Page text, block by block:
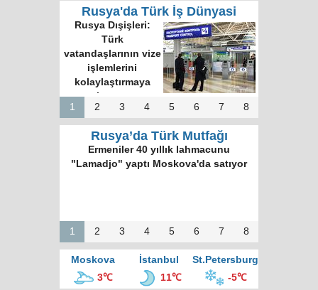
Rusya'da Türk İş Dünyasi
Rusya Dışişleri:
Türk
vatandaşlarının vize
işlemlerini
kolaylaştırmaya
hazırız
1
2 3 4 5 6 7 8
Rusya’da Türk Mutfağı
Ermeniler 40 yıllık lahmacunu
"Lamadjo" yaptı Moskova'da satıyor
1 2 3 4 5 6 7 8
Moskova İstanbul
St.Petersburg
3℃
11℃ -5℃